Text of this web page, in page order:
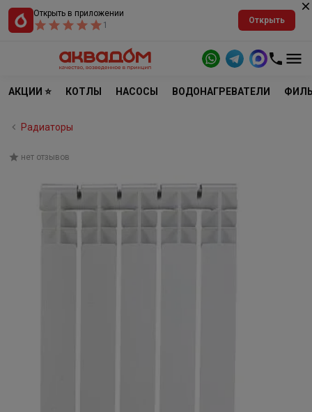
Открыть в приложении
1
Открыть
АКЦИИ ⭐ КОТЛЫ НАСОСЫ ВОДОНАГРЕВАТЕЛИ
Радиаторы
нет отзывов